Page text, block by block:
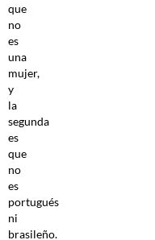
que
no
es
una
mujer,
y
la
segunda
es
que
no
es
portugués
ni
brasileño.